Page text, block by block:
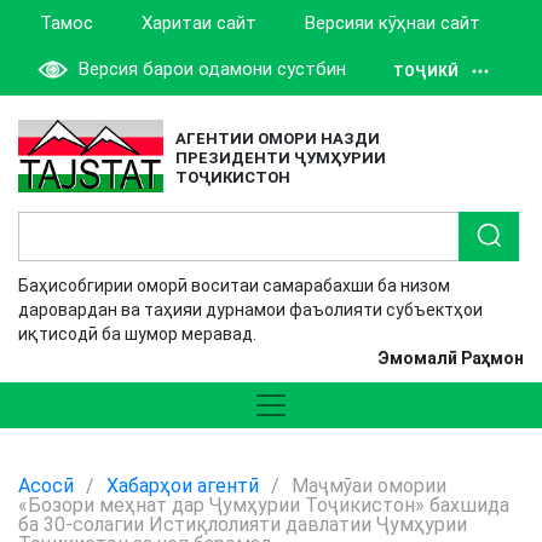
Тамос Харитаи сайт Версияи кӯҳнаи сайт
Версия барои одамони сустбин ТОҶИКӢ
АГЕНТИИ ОМОРИ НАЗДИ
ПРЕЗИДЕНТИ ҶУМҲУРИИ
ТОҶИКИСТОН
Баҳисобгирии оморӣ воситаи самарабахши ба низом
даровардан ва таҳияи дурнамои фаъолияти субъектҳои
иқтисодӣ ба шумор меравад.
Эмомалӣ Раҳмон
Асосӣ / Хабарҳои агентӣ /
Маҷмӯаи омории
«Бозори меҳнат дар Ҷумҳурии Тоҷикистон» бахшида
ба 30-солагии Истиқлолияти давлатии Ҷумҳурии